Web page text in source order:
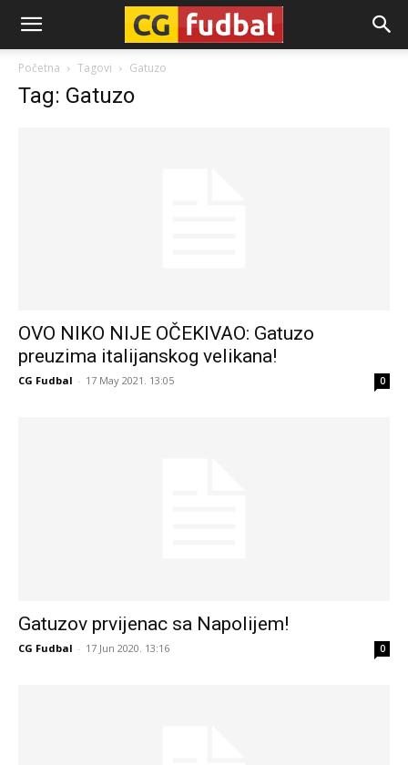
CG-
Fudbal
Početna Tagovi Gatuzo
Tag: Gatuzo
OVO NIKO NIJE OČEKIVAO: Gatuzo
preuzima italijanskog velikana!
CG Fudbal - 17 May 2021. 13:05 0
Gatuzov prvijenac sa Napolijem!
CG Fudbal - 17 Jun 2020. 13:16 0